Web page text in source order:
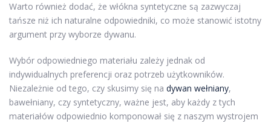
Warto również dodać, że włókna syntetyczne są zazwyczaj
tańsze niż ich naturalne odpowiedniki, co może stanowić istotny
argument przy wyborze dywanu.
Wybór odpowiedniego materiału zależy jednak od
indywidualnych preferencji oraz potrzeb użytkowników.
Niezależnie od tego, czy skusimy się na dywan wełniany,
bawełniany, czy syntetyczny, ważne jest, aby każdy z tych
materiałów odpowiednio komponował się z naszym wystrojem